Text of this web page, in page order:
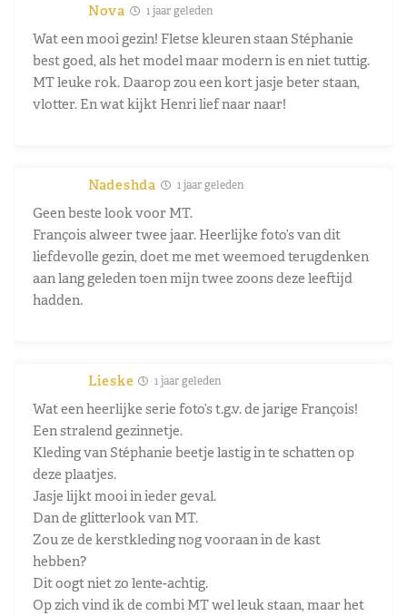
Nova 1 jaar geleden
Wat een mooi gezin! Fletse kleuren staan Stéphanie
best goed, als het model maar modern is en niet tuttig.
MT leuke rok. Daarop zou een kort jasje beter staan,
vlotter. En wat kijkt Henri lief naar naar!
Nadeshda 1 jaar geleden
Geen beste look voor MT.
François alweer twee jaar. Heerlijke foto’s van dit
liefdevolle gezin, doet me met weemoed terugdenken
aan lang geleden toen mijn twee zoons deze leeftijd
hadden.
Lieske 1 jaar geleden
Wat een heerlijke serie foto’s t.g.v. de jarige François!
Een stralend gezinnetje.
Kleding van Stéphanie beetje lastig in te schatten op
deze plaatjes.
Jasje lijkt mooi in ieder geval.
Dan de glitterlook van MT.
Zou ze de kerstkleding nog vooraan in de kast
hebben?
Dit oogt niet zo lente-achtig.
Op zich vind ik de combi MT wel leuk staan, maar het